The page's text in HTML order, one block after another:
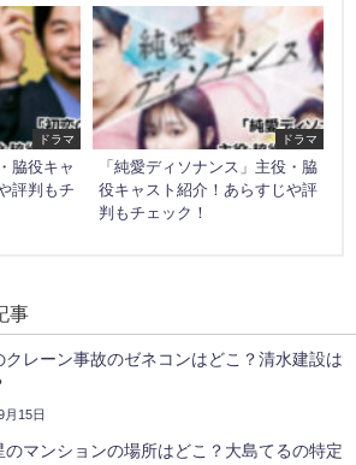
ドラマ
脇役キャ
評判もチ
ドラマ
「純愛ディソナンス」主役・脇
役キャスト紹介！あらすじや評
判もチェック！
事
クレーン事故のゼネコンはどこ？清水建設は
月15日
のマンションの場所はどこ？大島てるの特定